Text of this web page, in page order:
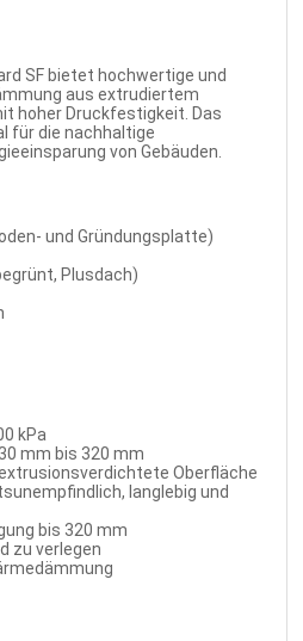
SF bietet hochwertige und
aus extrudiertem
hoher Druckfestigkeit. Das
für die nachhaltige
von Gebäuden.
und Gründungsplatte)
Plusdach)
kPa
mm bis 320 mm
Oberfläche
langlebig und
bis 320 mm
zu verlegen